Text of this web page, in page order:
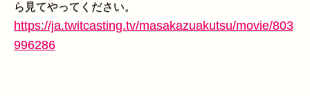
ら見てやってください。
https://ja.twitcasting.tv/masakazuakutsu/movie/803
996286